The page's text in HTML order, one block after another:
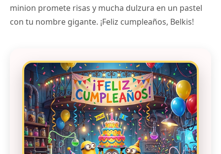
minion promete risas y mucha dulzura en un pastel
con tu nombre gigante. ¡Feliz cumpleaños, Belkis!